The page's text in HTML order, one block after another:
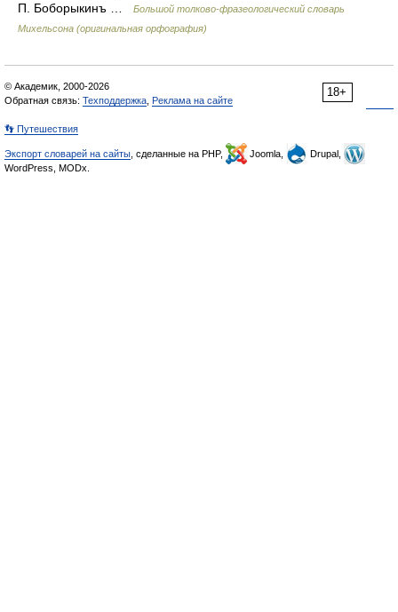
П. Боборыкинъ …
Большой толково-фразеологический словарь
Михельсона (оригинальная орфография)
18+
© Академик, 2000-2026
Обратная связь: Техподдержка Реклама на сайте
👣 Путешествия
Экспорт словарей на сайты , сделанные на PHP, Joomla,
Drupal,
WordPress, MODx.